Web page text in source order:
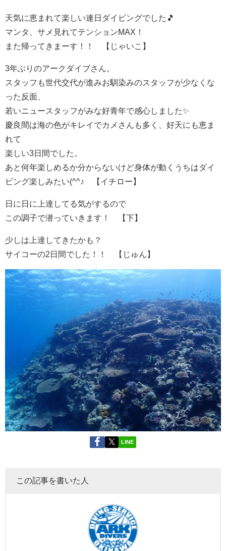
天気に恵まれて楽しい連日ダイビングでした🎵
マンタ、サメ見れてテンションMAX！
また帰ってきまーす！！ 【じゃいこ】
3年ぶりのアークダイブさん。
スタッフも世代交代が進みお馴染みのスタッフが少なくな
った反面、
若いニュースタッフがみな好青年で感心しました✨
慶良間は海の色がキレイでカメさんも多く、好天にも恵ま
れて
楽しい3日間でした。
あと何年楽しめるか分からないけど身体が動くうちはダイ
ビング楽しみたい(^^♪ 【イチロー】
日に日に上達してる気がするので
この調子で潜っていきます！ 【下】
少しは上達してきたかも？
サイコーの2日間でした！！ 【じゅん】
LINE
この記事を書いた人